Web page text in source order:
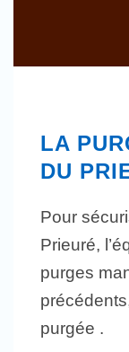
LA
DU
Pour
Prieuré,
purges
purgée .